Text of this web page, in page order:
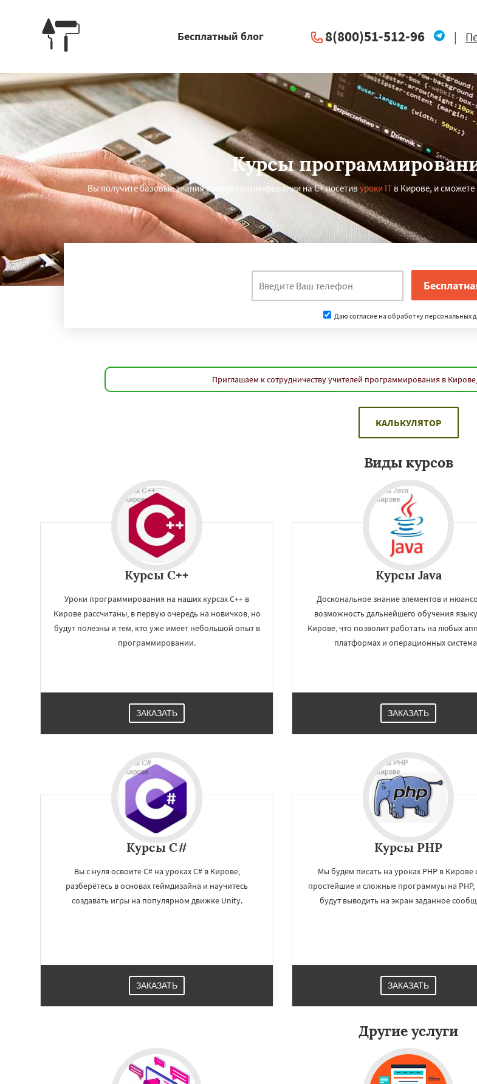
регионам
Чебоксары Калининград Тула
Белгород
Бесплатный блог 8(800)51-512-96 |
Курсы
Вы получите базовые знания о изпрограммировании на C+ посетив уроки ITв Кирове, и сможете
Даю согласие на обработку персональных
Приглашаем к сотрудничеству учителей программирования в
КАЛЬКУЛЯТОР
Виды курсов
Курсы C++
Уроки программирования на наших курсах C++ в
Кирове рассчитаны, в первую очередь на новичков, но
будут полезны и тем, кто уже имеет небольшой опыт в
программировании.
ЗАКАЗАТЬ
Курсы Java
Доскональное знание элементов и
возможность дальнейшего обучения
Кирове, что позволит работать на любых
платформах и операционных
ЗАКАЗАТЬ
Курсы C#
Вы с нуля освоите C# на уроках C# в Кирове,
разберётесь в основах геймдизайна и научитесь
создавать игры на популярном движке Unity.
ЗАКАЗАТЬ
Курсы PHP
Мы будем писать на уроках PHP в Кирове
простейшие и сложные программуы на
будут выводить на экран заданное
ЗАКАЗАТЬ
Другие услуги
Даю согласие на обработку персональных данных